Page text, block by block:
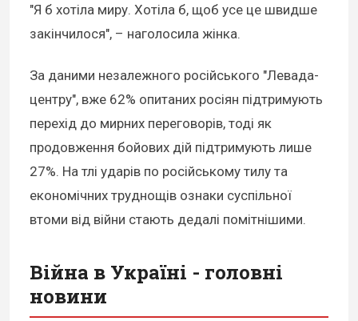
"Я б хотіла миру. Хотіла б, щоб усе це швидше
закінчилося", – наголосила жінка.
За даними незалежного російського "Левада-
центру", вже 62% опитаних росіян підтримують
перехід до мирних переговорів, тоді як
продовження бойових дій підтримують лише
27%. На тлі ударів по російському тилу та
економічних труднощів ознаки суспільної
втоми від війни стають дедалі помітнішими.
Війна в Україні - головні
новини